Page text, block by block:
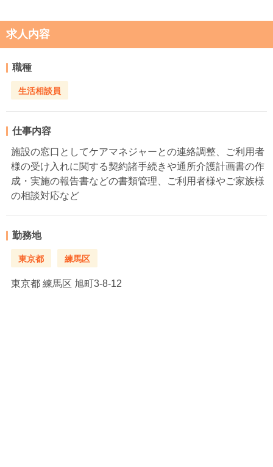
求人内容
職種
生活相談員
仕事内容
施設の窓口としてケアマネジャーとの連絡調整、ご利用者
様の受け入れに関する契約諸手続きや通所介護計画書の作
成・実施の報告書などの書類管理、ご利用者様やご家族様
の相談対応など
勤務地
東京都 練馬区
東京都 練馬区 旭町3-8-12